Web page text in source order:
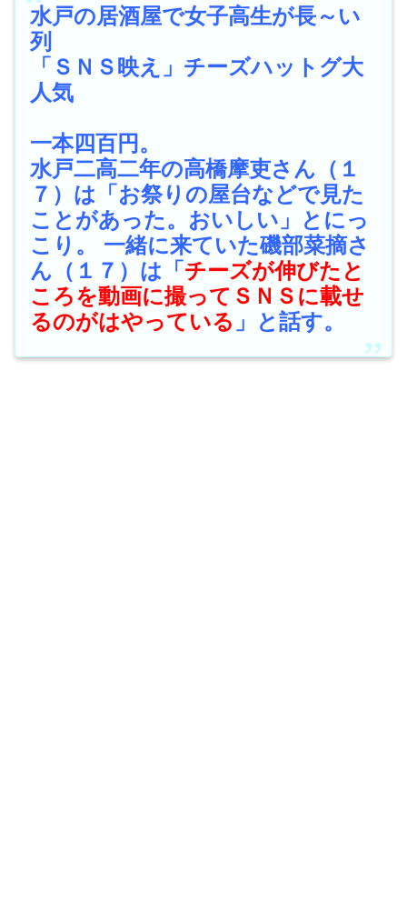
水戸の居酒屋で女子高生が長～い
列
「ＳＮＳ映え」チーズハットグ大
人気
一本四百円。
水戸二高二年の高橋摩吏さん（１
７）は「お祭りの屋台などで見た
ことがあった。おいしい」とにっ
こり。 一緒に来ていた磯部菜摘さ
ん（１７）は「チーズが伸びたと
ころを動画に撮ってＳＮＳに載せ
るのがはやっている 」と話す。